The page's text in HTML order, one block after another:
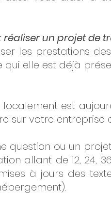
un projet de
les prestations
qui elle est déjà
est
sur votre entreprise
question ou un
allant de 12, 24,
à jours des